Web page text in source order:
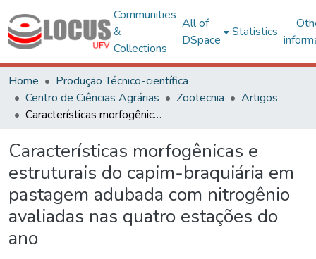
Communities
&
Collections
All of
DSpace
Statistics
Home
Produção Técnico-científica
Centro de Ciências Agrárias
Zootecnia
Artigos
Características morfogênicas e estruturais do capim-braquiária em pastagem adubada com nitrogênio avaliadas nas quatro estações do ano
Características morfogênicas e
estruturais do capim-braquiária em
pastagem adubada com nitrogênio
avaliadas nas quatro estações do
ano